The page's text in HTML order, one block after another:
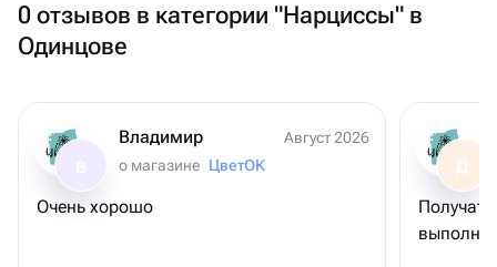
0 отзывов в категории "Нарциссы" в
Одинцове
Владимир
Август 2026
о магазине ЦветОК
Очень хорошо
Д